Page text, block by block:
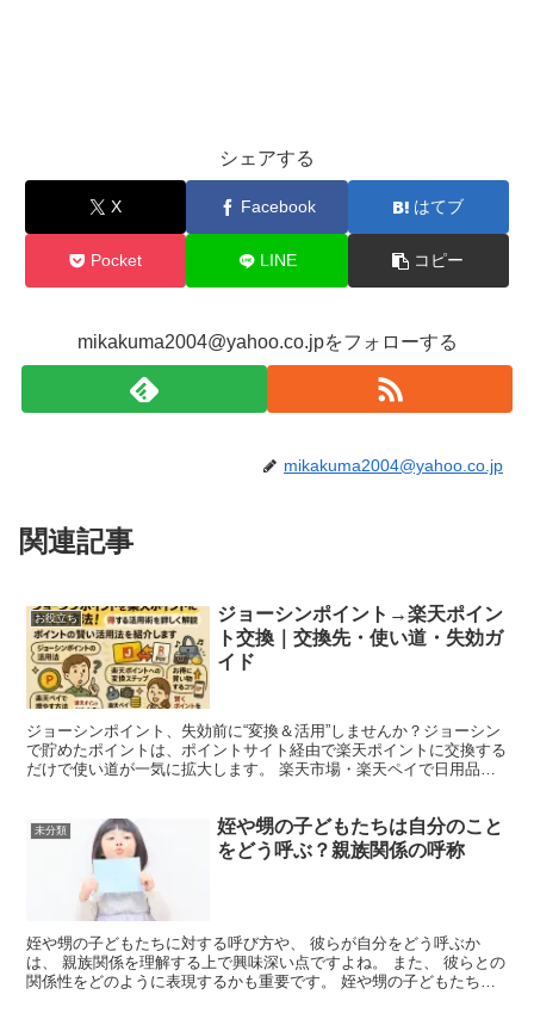
シェアする
X Facebook はてブ
Pocket LINE コピー
mikakuma2004@yahoo.co.jpをフォローする
mikakuma2004@yahoo.co.jp
関連記事
お役立ち
ジョーシンポイント→楽天ポイン
ト交換｜交換先・使い道・失効ガ
イド
ジョーシンポイント、失効前に“変換＆活用”しませんか？ジョーシン
で貯めたポイントは、ポイントサイト経由で楽天ポイントに交換する
だけで使い道が一気に拡大します。 楽天市場・楽天ペイで日用品の
未分類
姪や甥の子どもたちは自分のこと
をどう呼ぶ？親族関係の呼称
姪や甥の子どもたちに対する呼び方や、 彼らが自分をどう呼ぶか
は、 親族関係を理解する上で興味深い点ですよね。 また、 彼らとの
関係性をどのように表現するかも重要です。 姪や甥の子どもたちへ